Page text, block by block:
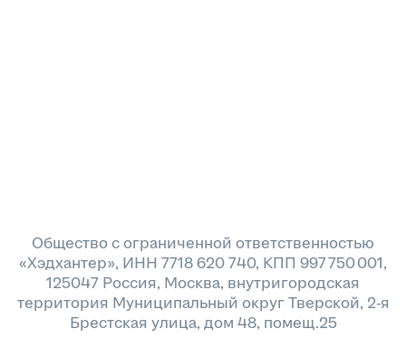
Общество с ограниченной ответственностью
«Хэдхантер», ИНН 7718 620 740, КПП 997 750 001,
125047 Россия, Москва, внутригородская
территория Муниципальный округ Тверской, 2-я
Брестская улица, дом 48, помещ.25